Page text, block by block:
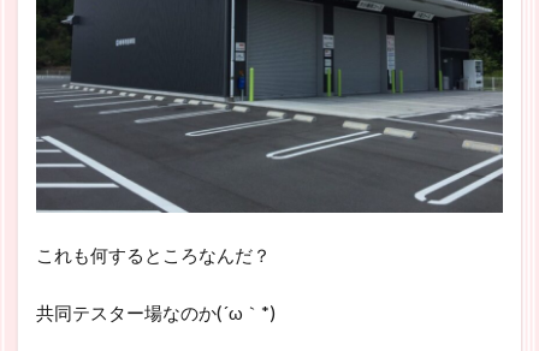
これも何するところなんだ？
共同テスター場なのか(´ω｀*)